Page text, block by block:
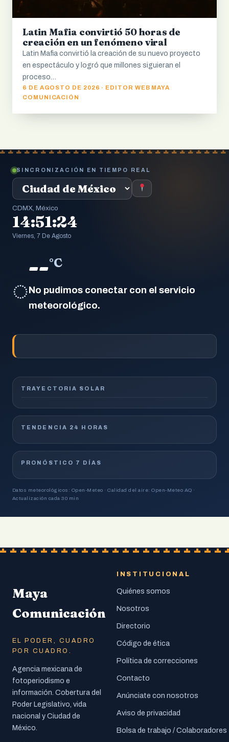
Latin Mafia convirtió 50 horas de
creación en un fenómeno viral
Latin Mafia convirtió la creación de su nuevo proyecto
en espectáculo y logró que millones siguieran el
proceso…
6 DE AGOSTO DE 2026 · EDITOR WEB MAYA
COMUNICACIÓN
SINCRONIZACIÓN EN TIEMPO REAL
CDMX, México
14:51:25
Viernes, 7 De Agosto
◌
--°C
No pudimos conectar con el servicio
meteorológico.
TRAYECTORIA SOLAR
TENDENCIA 24 HORAS
PRONÓSTICO 7 DÍAS
Datos meteorológicos: Open-Meteo · Calidad del aire: Open-Meteo AQ ·
Actualización cada 30 min
Maya
Comunicación
EL PODER, CUADRO
POR CUADRO.
Agencia mexicana de
fotoperiodismo e
información. Cobertura del
Poder Legislativo, vida
nacional y Ciudad de
México.
INSTITUCIONAL
Quiénes somos
Nosotros
Directorio
Código de ética
Política de correcciones
Contacto
Anúnciate con nosotros
Aviso de privacidad
Bolsa de trabajo / Colaboradores